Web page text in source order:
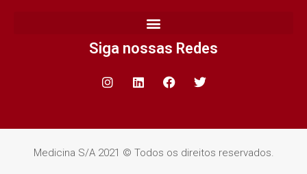
Siga nossas Redes
Medicina S/A 2021 © Todos os direitos reservados.